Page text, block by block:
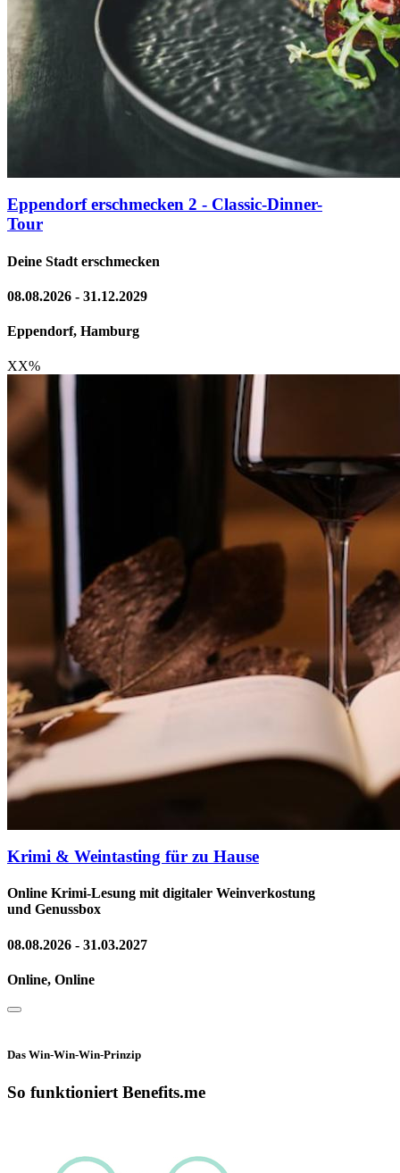
Eppendorf erschmecken 2 - Classic-Dinner-
Tour
Deine Stadt erschmecken
08.08.2026 - 31.12.2029
Eppendorf, Hamburg
XX%
Krimi & Weintasting für zu Hause
Online Krimi-Lesung mit digitaler Weinverkostung
und Genussbox
08.08.2026 - 31.03.2027
Online, Online
Das Win-Win-Win-Prinzip
So funktioniert Benefits.me